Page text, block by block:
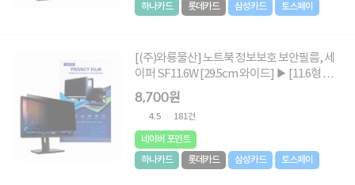
하나카드
롯데카드 삼성카드 토스페이
[(주)와룡물산] 노트북 정보보호 보안필름, 세
이퍼 SF11.6W [29.5cm 와이드] ▶ [11.6형 와이
드] ◀
8,700원
4.5 181건
네이버 포인트
하나카드
롯데카드 삼성카드 토스페이